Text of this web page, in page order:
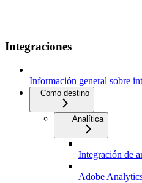
Integraciones
Información general sobre
Como destino
Analítica
Integración de
Adobe